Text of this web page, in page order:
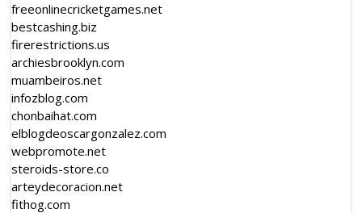
freeonlinecricketgames.net
bestcashing.biz
firerestrictions.us
archiesbrooklyn.com
muambeiros.net
infozblog.com
chonbaihat.com
elblogdeoscargonzalez.com
webpromote.net
steroids-store.co
arteydecoracion.net
fithog.com